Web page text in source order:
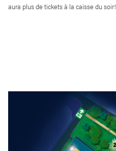
aura plus de tickets à la caisse du soir!